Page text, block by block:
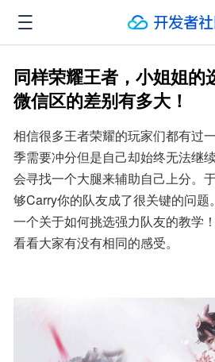
同样荣耀王者，小姐姐的
微信区的差别有多大！
相信很多王者荣耀的玩家们都有过
季需要冲分但是自己却始终无法继
会寻找一个大腿来辅助自己上分。
够Carry你的队友成了很关键的问题
一个关于如何挑选强力队友的教学
看看大家有没有相同的感受。